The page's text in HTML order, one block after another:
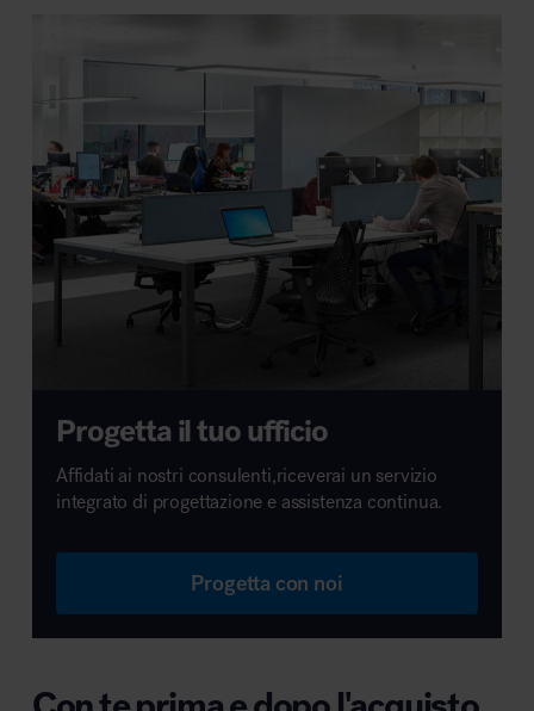
Progetta il tuo ufficio
Affidati ai nostri consulenti,riceverai un servizio
integrato di progettazione e assistenza continua.
Progetta con noi